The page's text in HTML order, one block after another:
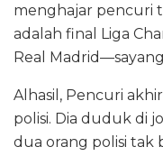
menghajar pencuri
adalah final Liga
Real
Alhasil, Pencuri
polisi. Dia duduk di
dua orang polisi tak